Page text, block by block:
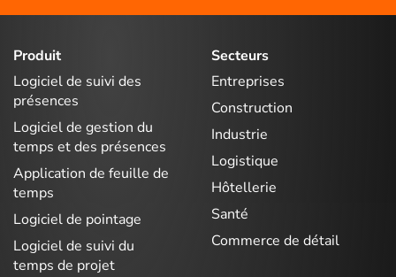
Produit
Logiciel de suivi des
présences
Logiciel de gestion du
temps et des présences
Application de feuille de
temps
Logiciel de pointage
Logiciel de suivi du
temps de projet
Secteurs
Entreprises
Construction
Industrie
Logistique
Hôtellerie
Santé
Commerce de détail